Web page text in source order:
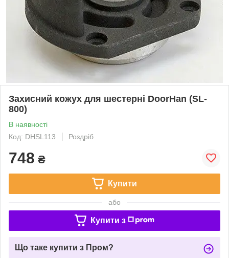
Захисний кожух для шестерні DoorHan (SL-
800)
В наявності
Код: DHSL113
Роздріб
748 ₴
Купити
або
Купити з
Що таке купити з Пром?